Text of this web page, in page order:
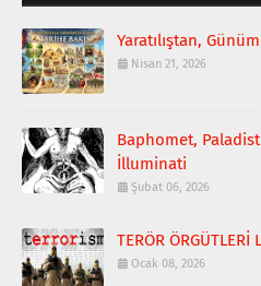
Yaratılıştan,
Nisan 21, 2026
Baphomet,
İlluminati
Şubat 06, 2026
TERÖR ÖRGÜTLERİ
Ocak 08, 2026